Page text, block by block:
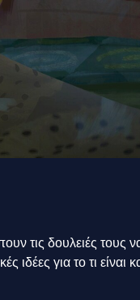
τις δουλειές τους
ιδέες για το τι